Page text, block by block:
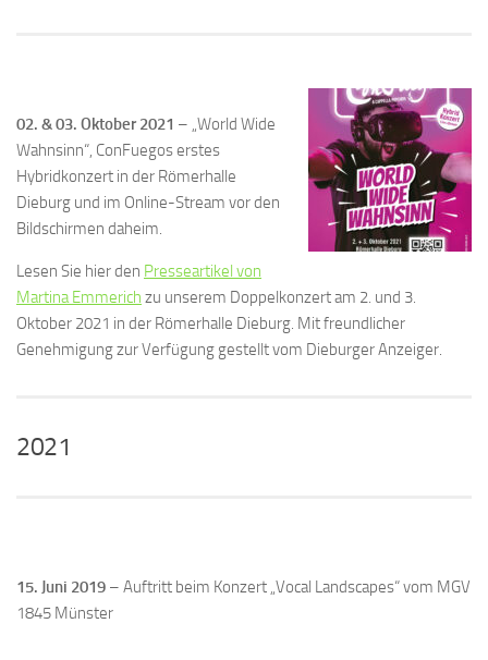
02. & 03. Oktober 2021 – „World Wide
Wahnsinn“, ConFuegos erstes
Hybridkonzert in der Römerhalle
Dieburg und im Online-Stream vor den
Bildschirmen daheim.
Lesen Sie hier den Presseartikel von
Martina Emmerich zu unserem Doppelkonzert am 2. und 3.
Oktober 2021 in der Römerhalle Dieburg. Mit freundlicher
Genehmigung zur Verfügung gestellt vom Dieburger Anzeiger.
2021
15. Juni 2019 – Auftritt beim Konzert „Vocal Landscapes“ vom MGV
1845 Münster